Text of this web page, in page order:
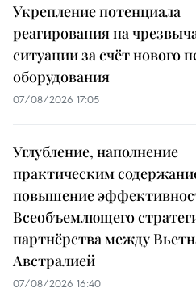
Укрепление потенциала
реагирования на
ситуации за счёт нового
оборудования
07/08/2026 17:05
Углубление, наполнение
практическим
повышение
Всеобъемлющего
партнёрства между
Австралией
07/08/2026 16:40